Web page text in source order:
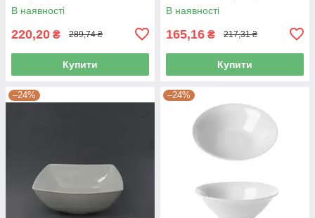
В наявності
220,20 ₴ 289,74 ₴
Купити
В наявності
165,16 ₴ 217,31 ₴
Купити
–24% –24%